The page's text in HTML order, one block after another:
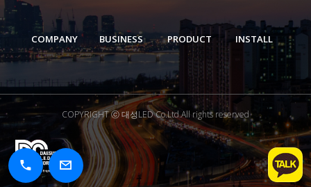
COMPANY BUSINESS PRODUCT INSTALL
COPYRIGHT ⓒ 대성LED Co.Ltd.All rights reserved